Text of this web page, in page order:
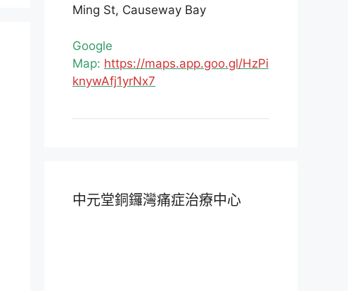
Ming St, Causeway Bay
Google
Map: https://maps.app.goo.gl/HzPi
knywAfj1yrNx7
中元堂銅鑼灣痛症治療中心